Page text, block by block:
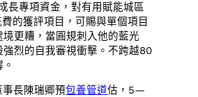
長專項資金，對有用賦能城區
的獲評項目，可賜與單個項目
更糟，當圓規刺入他的藍光
強烈的自我審視衝擊。不跨越80
長陳瑞卿預包養管道估，5—